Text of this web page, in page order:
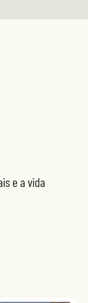
e a vida